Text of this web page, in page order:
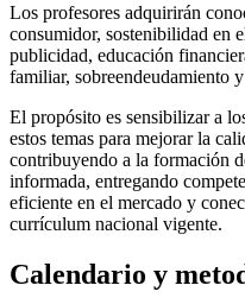
Los profesores adquirirán
consumidor, sostenibilidad en
publicidad, educación
familiar, sobreendeudamiento
El propósito es sensibilizar a
estos temas para mejorar la
contribuyendo a la formación
informada, entregando
eficiente en el mercado y
currículum nacional vigente.
Calendario y